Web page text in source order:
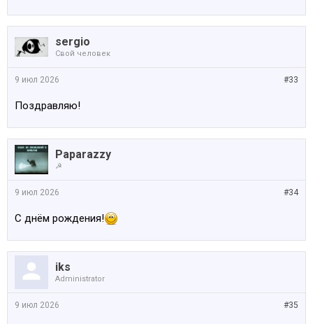
sergio
Свой человек
#33
9 июл 2026
Поздравляю!
Paparazzy
☭
#34
9 июл 2026
С днём рождения!
iks
Administrator
#35
9 июл 2026